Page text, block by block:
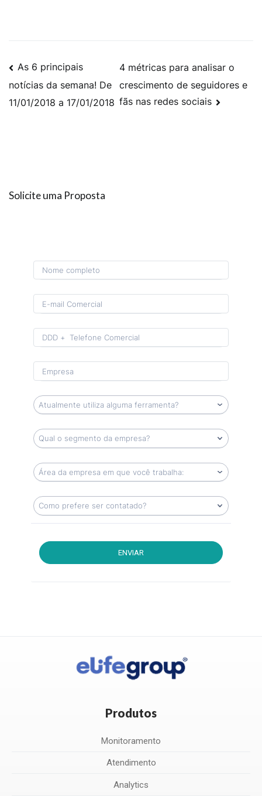
As 6 principais
notícias da semana! De
11/01/2018 a 17/01/2018
4 métricas para analisar o
crescimento de seguidores e
fãs nas redes sociais
Solicite uma Proposta
Format: (00) 0 0000-0000.
ENVIAR
Produtos
Monitoramento
Atendimento
Analytics